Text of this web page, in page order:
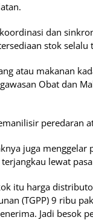
dan
stok
atau makanan
Obat dan
peredaran
juga
lewat
itu harga
(TGPP) 9 ribu
Jadi besok